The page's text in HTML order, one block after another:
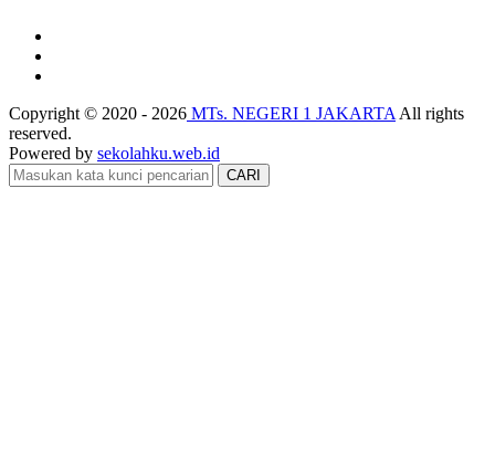
Copyright © 2020 - 2026 MTs. NEGERI 1 JAKARTA All rights
reserved.
Powered by sekolahku.web.id
CARI